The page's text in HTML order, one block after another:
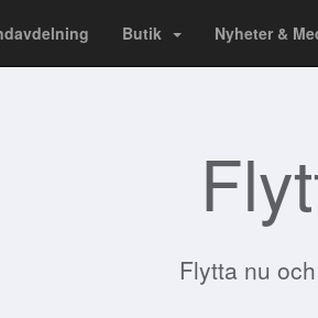
Butik Nyheter &
Flytta nu